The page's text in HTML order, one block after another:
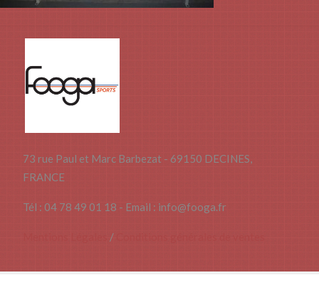
73 rue Paul et Marc Barbezat - 69150 DECINES,
FRANCE
Tél : 04 78 49 01 18 - Email : info@fooga.fr
/